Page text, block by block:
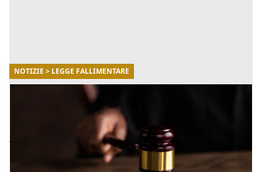
NOTIZIE > LEGGE FALLIMENTARE
Codice delle crisi di impresa e la
digitalizzazione
A seguito della pubblicazione in Gazzetta ufficiale del
D.lgs. n.83/2022 (“Decreto Insolvency”) è
definitivamente entrato in vigore il Codice della Crisi e